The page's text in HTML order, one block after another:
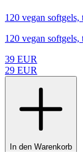
120 vegan
120 vegan
39 EUR
29 EUR
In den Warenkorb